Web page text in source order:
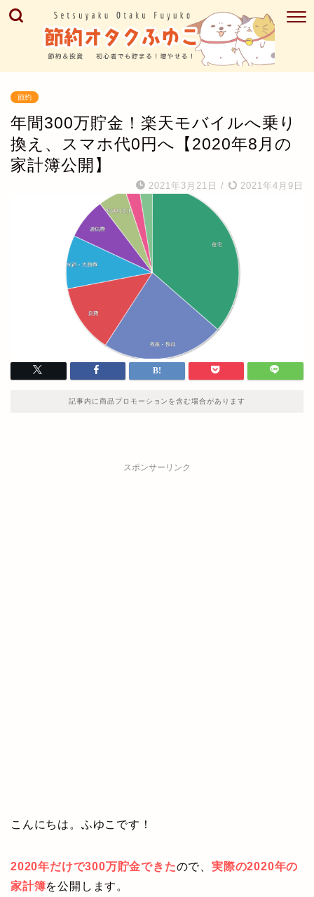
節約
年間300万貯金！楽天モバイルへ乗り
換え、スマホ代0円へ【2020年8月の
家計簿公開】
2021年3月21日 / 2021年4月9日
記事内に商品プロモーションを含む場合があります
スポンサーリンク
こんにちは。ふゆこです！
2020年だけで300万貯金できたので、実際の2020年の
家計簿を公開します。